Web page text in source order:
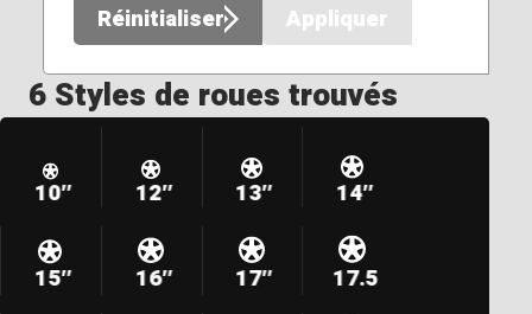
Réinitialiser
Appliquer
6 Styles de roues trouvés
10″ 12″ 13″ 14″
15″ 16″ 17″ 17.5